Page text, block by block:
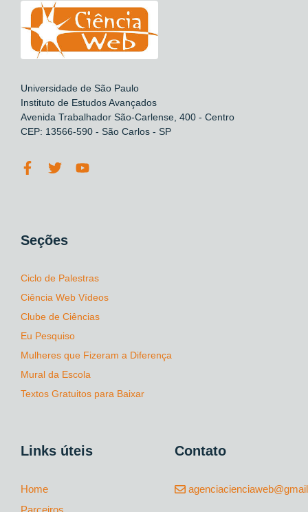
Universidade de São Paulo
Instituto de Estudos Avançados
Avenida Trabalhador São-Carlense, 400 - Centro
CEP: 13566-590 - São Carlos - SP
Seções
Ciclo de Palestras
Ciência Web Vídeos
Clube de Ciências
Eu Pesquiso
Mulheres que Fizeram a Diferença
Mural da Escola
Textos Gratuitos para Baixar
Links úteis
Home
Parceiros
Contato